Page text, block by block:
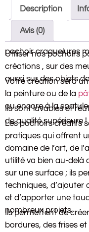
Description
Avis (0)
pochoir craquelures
Utiliser nos pochoirs
créations , sur des
aussi sur des objets
Votre création sera
la peinture ou de la
ou encore à la spatule
Ils sont lavables et
de qualité supérieure !
Les pochoirs créatifs
pratiques qui offrent
domaine de l’art, de
utilité va bien au-delà
sur une surface ; ils
techniques, d’ajouter
et d’apporter une
nombreux projets.
Ils permettent de
bordures, des frises